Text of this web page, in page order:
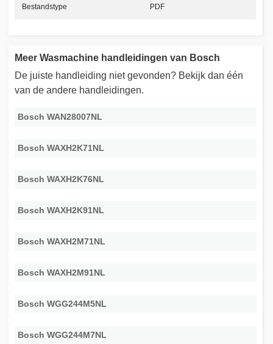
Bestandstype PDF
Meer Wasmachine handleidingen van Bosch
De juiste handleiding niet gevonden? Bekijk dan één
van de andere handleidingen.
Bosch WAN28007NL
Bosch WAXH2K71NL
Bosch WAXH2K76NL
Bosch WAXH2K91NL
Bosch WAXH2M71NL
Bosch WAXH2M91NL
Bosch WGG244M5NL
Bosch WGG244M7NL